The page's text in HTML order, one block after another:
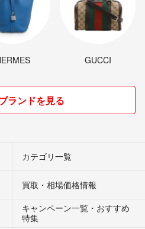
GUCCI
ランドを見る
カテゴリ一覧
買取・相場価格情報
キャンペーン一覧・おすすめ
特集